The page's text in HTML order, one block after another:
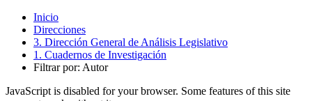
Inicio
Direcciones
3. Dirección General de Análisis Legislativo
1. Cuadernos de Investigación
Filtrar por: Autor
JavaScript is disabled for your browser. Some features of this site